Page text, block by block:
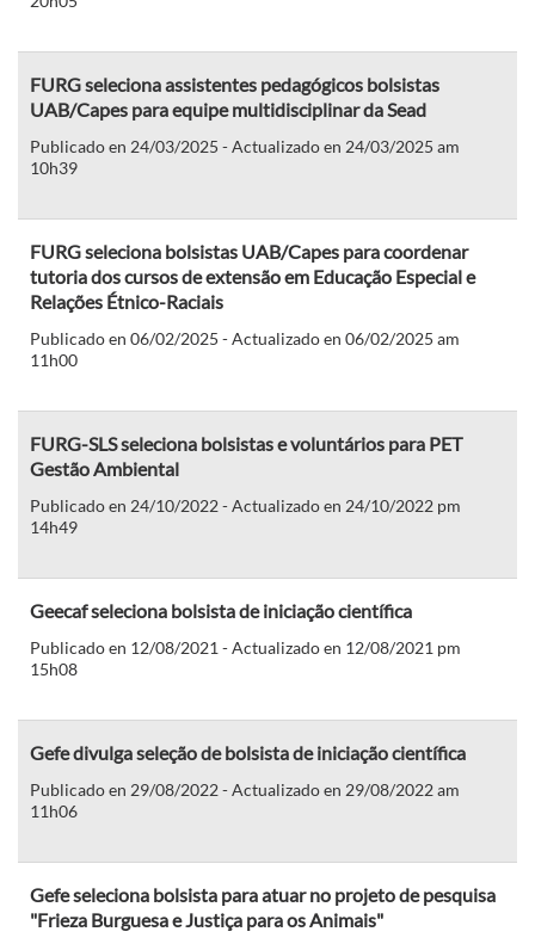
FURG seleciona assistentes pedagógicos bolsistas
UAB/Capes para equipe multidisciplinar da Sead
Publicado en 24/03/2025 - Actualizado en 24/03/2025 am
10h39
FURG seleciona bolsistas UAB/Capes para coordenar
tutoria dos cursos de extensão em Educação Especial e
Relações Étnico-Raciais
Publicado en 06/02/2025 - Actualizado en 06/02/2025 am
11h00
FURG-SLS seleciona bolsistas e voluntários para PET
Gestão Ambiental
Publicado en 24/10/2022 - Actualizado en 24/10/2022 pm
14h49
Geecaf seleciona bolsista de iniciação científica
Publicado en 12/08/2021 - Actualizado en 12/08/2021 pm
15h08
Gefe divulga seleção de bolsista de iniciação científica
Publicado en 29/08/2022 - Actualizado en 29/08/2022 am
11h06
Gefe seleciona bolsista para atuar no projeto de pesquisa
"Frieza Burguesa e Justiça para os Animais"